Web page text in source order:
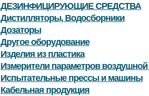
ДЕЗИНФИЦИРУЮЩИЕ СРЕДСТВА
Дистилляторы, Водосборники
Дозаторы
Другое оборудование
Изделия из пластика
Измерители параметров
Испытательные прессы и машины
Кабельная продукция